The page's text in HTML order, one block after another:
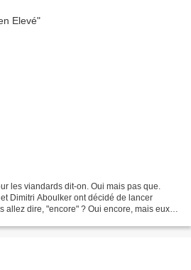
les viandards dit-on. Oui mais pas que.
Dimitri Aboulker ont décidé de lancer
allez dire, "encore" ? Oui encore, mais eux